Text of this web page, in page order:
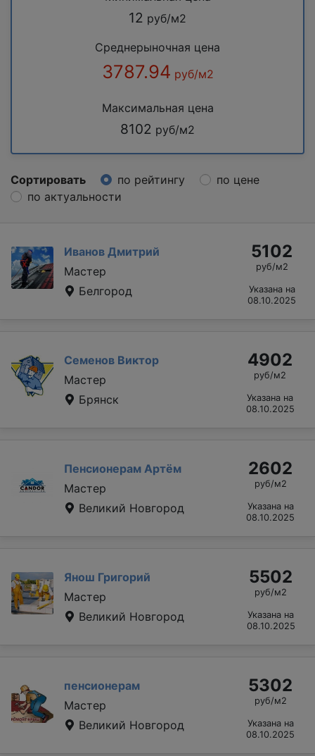
12 руб/м2
Среднерыночная цена
3787.94 руб/м2
Максимальная цена
8102 руб/м2
Сортировать по рейтингу
по цене
по актуальности
Иванов Дмитрий
Мастер
Белгород
5102
руб/м2
Указана на
08.10.2025
Семенов Виктор
Мастер
Брянск
4902
руб/м2
Указана на
08.10.2025
Пенсионерам Артём
Мастер
Великий Новгород
2602
руб/м2
Указана на
08.10.2025
Янош Григорий
Мастер
Великий Новгород
5502
руб/м2
Указана на
08.10.2025
пенсионерам
Мастер
Великий Новгород
5302
руб/м2
Указана на
08.10.2025